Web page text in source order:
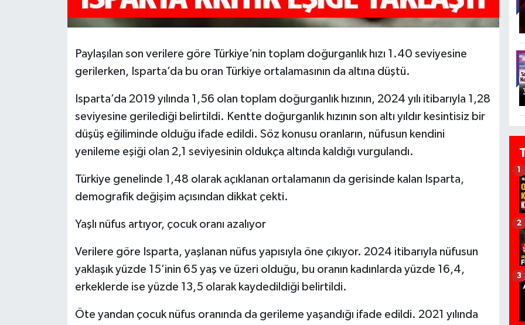
Paylaşılan son verilere göre Türkiye’nin toplam doğurganlık hızı 1.40 seviyesine
gerilerken, Isparta’da bu oran Türkiye ortalamasının da altına düştü.
Isparta’da 2019 yılında 1,56 olan toplam doğurganlık hızının, 2024 yılı itibarıyla 1,28
seviyesine gerilediği belirtildi. Kentte doğurganlık hızının son altı yıldır kesintisiz bir
düşüş eğiliminde olduğu ifade edildi. Söz konusu oranların, nüfusun kendini
yenileme eşiği olan 2,1 seviyesinin oldukça altında kaldığı vurgulandı.
Türkiye genelinde 1,48 olarak açıklanan ortalamanın da gerisinde kalan Isparta,
demografik değişim açısından dikkat çekti.
Yaşlı nüfus artıyor, çocuk oranı azalıyor
Verilere göre Isparta, yaşlanan nüfus yapısıyla öne çıkıyor. 2024 itibarıyla nüfusun
yaklaşık yüzde 15’inin 65 yaş ve üzeri olduğu, bu oranın kadınlarda yüzde 16,4,
erkeklerde ise yüzde 13,5 olarak kaydedildiği belirtildi.
Öte yandan çocuk nüfus oranında da gerileme yaşandığı ifade edildi. 2021 yılında
1
2
3
RESMİ İLANLAR
Teknoloji